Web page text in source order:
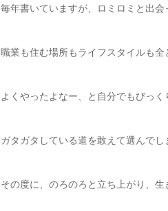
毎年書いていますが、ロミロミと出
職業も住む場所もライフスタイルも全
よくやったよなー、と自分でもびっく
ガタガタしている道を敢えて選んで
その度に、のろのろと立ち上がり、